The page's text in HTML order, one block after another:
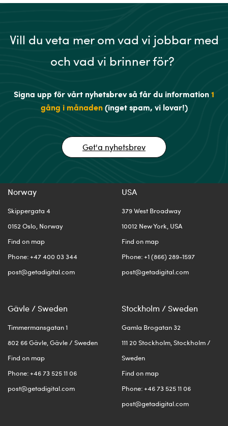
Vill du veta mer om vad vi jobbar med
och vad vi brinner för?
Signa upp för vårt nyhetsbrev så får du information1
gång i månaden(inget spam, vi lovar!)
Get'a nyhetsbrev
Norway
Skippergata 4
0152 Oslo, Norway
Find on map
Phone: +47 400 03 344
post@getadigital.com
USA
379 West Broadway
10012 New York, USA
Find on map
Phone: +1 (866) 289-1597
post@getadigital.com
Gävle / Sweden
Timmermansgatan 1
802 66 Gävle, Gävle / Sweden
Find on map
Phone: +46 73 525 11 06
post@getadigital.com
Stockholm / Sweden
Gamla Brogatan 32
111 20 Stockholm, Stockholm /
Sweden
Find on map
Phone: +46 73 525 11 06
post@getadigital.com